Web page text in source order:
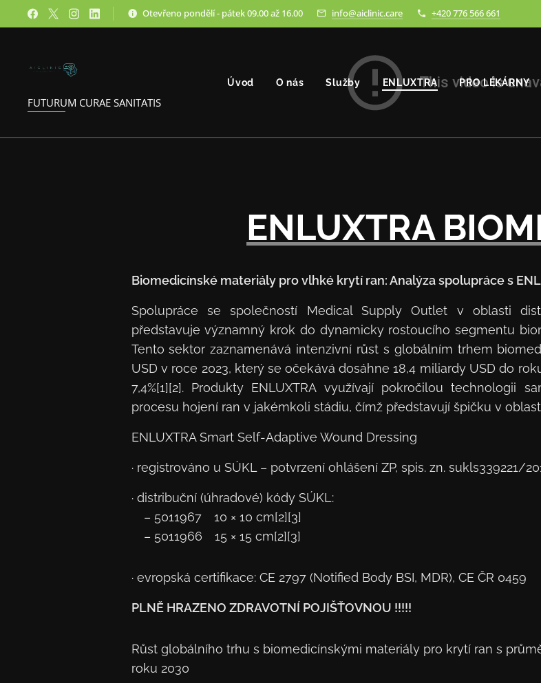
Otevřeno pondělí - pátek 09.00 až 16.00 info@aiclinic.care +420 776 566 661
FUTURUM CURAE SANITATIS
Úvod O nás Služby ENLUXTRA PRO LÉKÁRNY
ENLUXTRA
Biomedicínské materiály pro vlhké krytí ran: Analýza spolupráce s
Spolupráce se společností Medical Supply Outlet v oblasti
představuje významný krok do dynamicky rostoucího segmentu
Tento sektor zaznamenává intenzivní růst s globálním trhem
USD v roce 2023, který se očekává dosáhne 18,4 miliardy USD do
7,4%[1][2]. Produkty ENLUXTRA využívají pokročilou technologii
procesu hojení ran v jakémkoli stádiu, čímž představují špičku v
ENLUXTRA Smart Self-Adaptive Wound Dressing
· registrováno u SÚKL – potvrzení ohlášení ZP, spis. zn. sukls339221/
· distribuční (úhradové) kódy SÚKL:
– 5011967 10 × 10 cm[2][3]
– 5011966 15 × 15 cm[2][3]
· evropská certifikace: CE 2797 (Notified Body BSI, MDR), CE ČR 0459
PLNĚ HRAZENO ZDRAVOTNÍ POJIŠŤOVNOU !!!!!
Růst globálního trhu s biomedicínskými materiály pro krytí ran s
roku 2030